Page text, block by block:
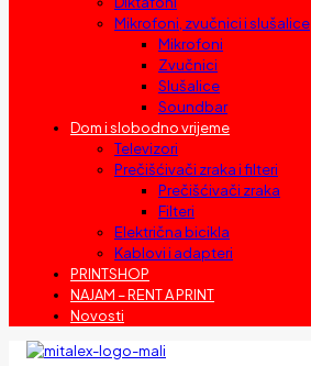
Mikrofoni, zvučnici i slušalice
Mikrofoni
Zvučnici
Slušalice
Soundbar
Dom i slobodno vrijeme
Televizori
Prečišćivači zraka i filteri
Prečišćivači zraka
Filteri
Električna bicikla
Kablovi i adapteri
PRINTSHOP
NAJAM – RENT A PRINT
Novosti